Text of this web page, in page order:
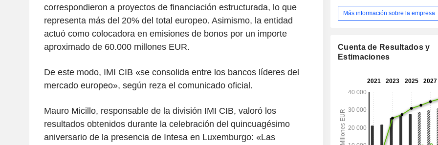
correspondieron a proyectos de financiación estructurada, lo que
representa más del 20% del total europeo. Asimismo, la entidad
actuó como colocadora en emisiones de bonos por un importe
aproximado de 60.000 millones EUR.
De este modo, IMI CIB «se consolida entre los bancos líderes del
mercado europeo», según reza el comunicado oficial.
Mauro Micillo, responsable de la división IMI CIB, valoró los
resultados obtenidos durante la celebración del quincuagésimo
aniversario de la presencia de Intesa en Luxemburgo: «Las
Regional: centrada en el mercado
raíces regionales para fortalecer las
Banking: socio global para
instituciones financieras y
sector de la banca minorista en
Banca Privada: productos y
específicos para clientes
patrimonio; - Gestión de activos: soluciones
para clientes del grupo, redes de
y clientes institucionales; - Seguros: productos
de seguros y previsión para clientes
Más información sobre la empresa
Cuenta de Resultados y
Estimaciones